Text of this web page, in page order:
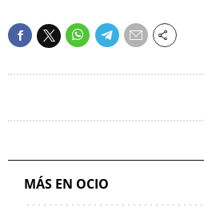
MÁS EN OCIO